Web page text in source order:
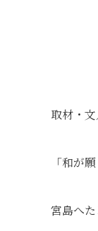
取材・
「和が
宮島へ